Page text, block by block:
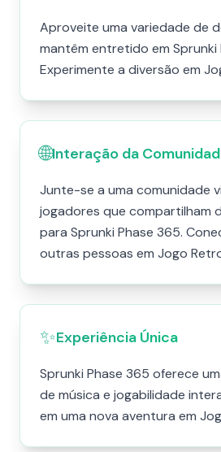
Aproveite uma variedade de
mantêm entretido em Sprunki
Experimente a diversão em
🌐Interação da
Junte-se a uma comunidade
jogadores que compartilham
para Sprunki Phase 365.
outras pessoas em Jogo
✨Experiência Única
Sprunki Phase 365 oferece
de música e jogabilidade
em uma nova aventura em